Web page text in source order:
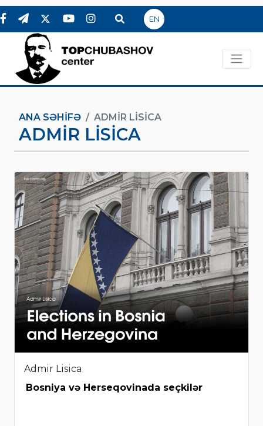
EN
ANA SƏHIFƏ ADMIR LISICA
ADMIR LISICA
Admir Lisica
Bosniya və Herseqovinada seçkilər